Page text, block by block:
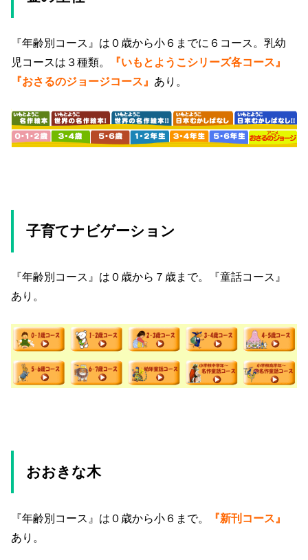
『年齢別コース』は０歳から小６までに６コース。乳幼
児コースは３種類。
『いもとようこシリーズ各コース』
『おさるのジョージコース』 あり。
子育てナビゲーション
『年齢別コース』は０歳から７歳まで。『童話コース』
あり。
おおきな木
『年齢別コース』は０歳から小６まで。
『新刊コース』
あり。